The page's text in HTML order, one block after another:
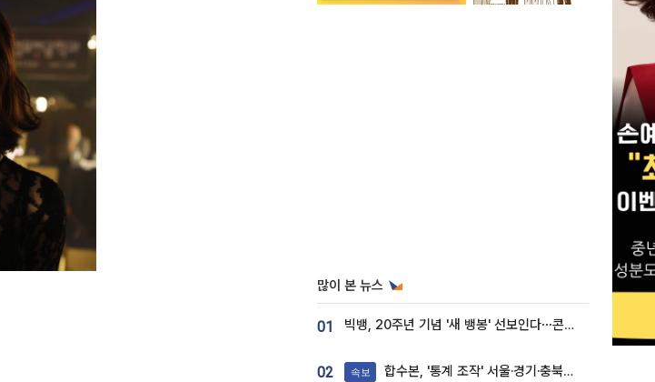
많이 본 뉴스
01 빅뱅, 20주년 기념 '새 뱅봉' 선보인다⋯콘서트 앞두고 팝업 개최
02 속보 합수본, '통계 조작' 서울·경기·충북 선관위 등 추가 압수수색